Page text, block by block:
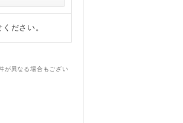
ださい。
が異なる場合もござい